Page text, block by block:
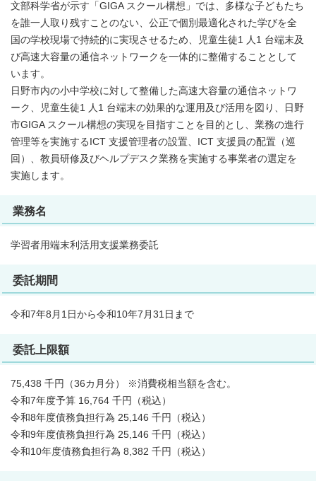
文部科学省が示す「GIGA スクール構想」では、多様な子どもたち
を誰一人取り残すことのない、公正で個別最適化された学びを全
国の学校現場で持続的に実現させるため、児童生徒1 人1 台端末及
び高速大容量の通信ネットワークを一体的に整備することとして
います。
日野市内の小中学校に対して整備した高速大容量の通信ネットワ
ーク、児童生徒1 人1 台端末の効果的な運用及び活用を図り、日野
市GIGA スクール構想の実現を目指すことを目的とし、業務の進行
管理等を実施するICT 支援管理者の設置、ICT 支援員の配置（巡
回）、教員研修及びヘルプデスク業務を実施する事業者の選定を
実施します。
業務名
学習者用端末利活用支援業務委託
委託期間
令和7年8月1日から令和10年7月31日まで
委託上限額
75,438 千円（36カ月分） ※消費税相当額を含む。
令和7年度予算 16,764 千円（税込）
令和8年度債務負担行為 25,146 千円（税込）
令和9年度債務負担行為 25,146 千円（税込）
令和10年度債務負担行為 8,382 千円（税込）